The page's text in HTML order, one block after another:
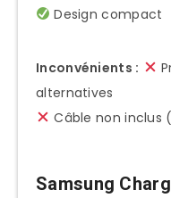
Design compact
Inconvénients :
alternatives
Câble non inclus
Samsung